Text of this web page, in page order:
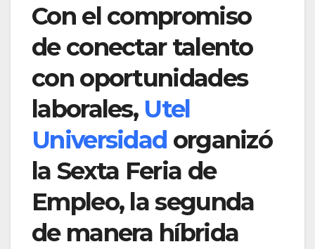
Con el compromiso
de conectar talento
con oportunidades
laborales, Utel
Universidad organizó
la Sexta Feria de
Empleo, la segunda
de manera híbrida